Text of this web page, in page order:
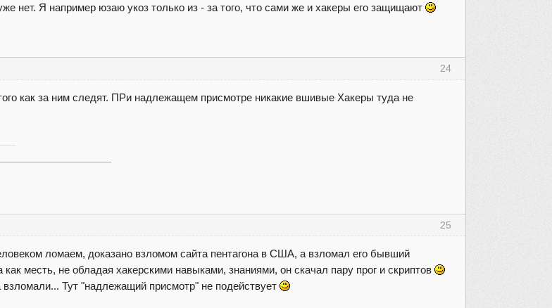
нет. Я например юзаю укоз только из - за того, что сами же и хакеры его защищают
24
как за ним следят. ПРи надлежащем присмотре никакие вшивые Хакеры туда не
25
ломаем, доказано взломом сайта пентагона в США, а взломал его бывший
как месть, не обладая хакерскими навыками, знаниями, он скачал пару прог и скриптов
Тут "надлежащий присмотр" не подействует